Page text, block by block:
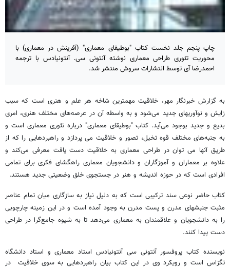
چاپ پنجم جلد نخست کتاب "بوطیقای معماری" (آفرینش در معماری) با
محوریت تئوری طراحی معماری نوشته آنتونی سی. آنتونیادس با ترجمه
احمدرضا آی توسط انتشارات سروش منتشر شد.
به گزارش خبرنگار مهر، خلاقیت مهمترین شاخه هر علم و هنری است که سبب
زایش و نوآوریهای جدید می‌شود و به واسطه آن در عرصه‌های مختلف هنری، امری
بدیع و جدید بوجود می‌آید. کتاب "بوطیقای معماری" درباره تئوری معماری است و
به جنبه‌های مختلف قوه تخیل، تصور و خلاقیت می پردازد و راهبردهایی را که از
طریق آنها می توان در طراحی معماری به خلاقیت دست یافت معرفی می‌کند و
علاوه بر معماران و آموزگاران و دانشجویان معماری راهگشای فکری برای تمامی
افرادی است که در حوزه اندیشه و هنر در جستجوی خلق وضعیتی جدید هستند.
کتاب حاضر نوعی سند ترکیبی است که به دلیل نیاز به سازگاری میان تمام عناصر
مثبت جنبشهای مدرن و پست مدرن به وجود آمده است و در این زمینه چارچوبی
را به دانشجویان و علاقمندان به معماری می‌دهد تا به شیوه جامع‌گرا در طراحی
دست پیدا کنند.
نویسنده کتاب پروفسور آنتونی سی آنتونیادس استاد معماری و استاد دانشگاه
تگزاس است و رویکرد وی در این کتاب بیان راهبردهایی به سوی خلاقیت در